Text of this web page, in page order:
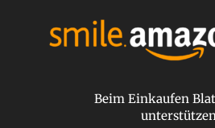
Beim Einkaufen